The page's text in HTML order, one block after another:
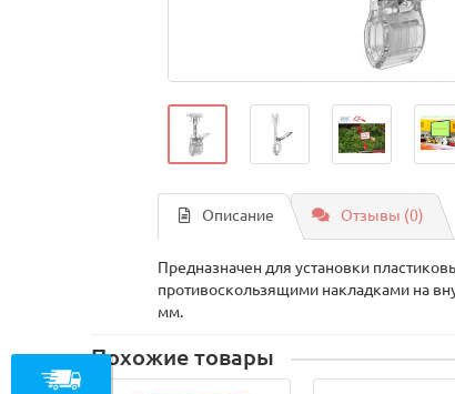
Описание Отзывы (0)
Предназначен для установки
противоскользящими накладками на
мм.
Похожие товары